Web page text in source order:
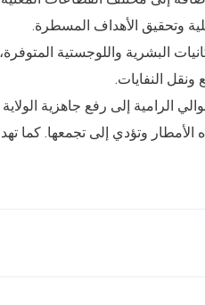
وتحقيق الأهداف المسطرة.
البشرية واللوجستية
النفايات.
الرامية إلى رفع جاهزية
الأمطار وتؤدي إلى تجمعها. كما